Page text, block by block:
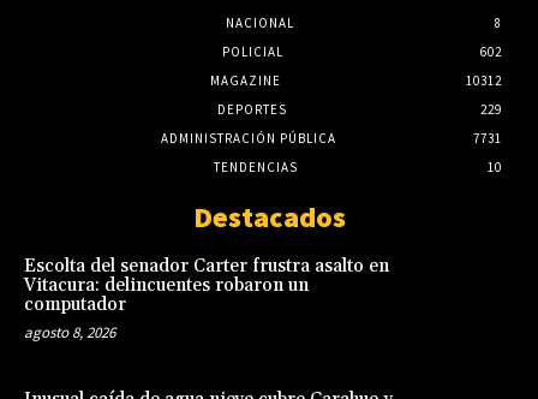
NACIONAL
8
POLICIAL
602
MAGAZINE
10312
DEPORTES
229
ADMINISTRACIÓN PÚBLICA
7731
TENDENCIAS
10
Destacados
Escolta del senador Carter frustra asalto en
Vitacura: delincuentes robaron un
computador
agosto 8, 2026